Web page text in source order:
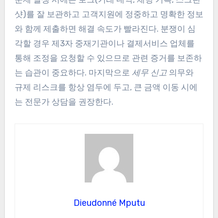
샷)를 잘 보관하고 고객지원에 정중하고 명확한 정보
와 함께 제출하면 해결 속도가 빨라진다. 분쟁이 심
각할 경우 제3자 중재기관이나 결제서비스 업체를
통해 조정을 요청할 수 있으므로 관련 증거를 보존하
는 습관이 중요하다. 마지막으로 세무 신고의무와
규제 리스크를 항상 염두에 두고, 큰 금액 이동 시에
는 전문가 상담을 권장한다.
Dieudonné Mputu